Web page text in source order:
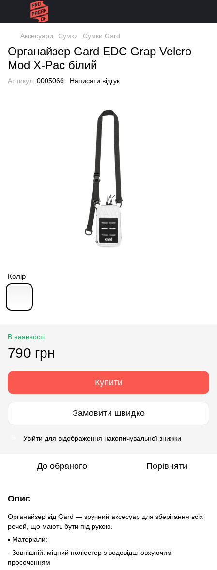
Аксесуари Сумки Сумки Gard
Органайзер Gard EDC Grap Velcro
Mod Х-Pаc білий
Артикул: 0005066 Написати відгук
Колір
В наявності
790 грн
Купити
Замовити швидко
Увійти для відображення накопичувальної знижки
До обраного Порівняти
Опис
Органайзер від Gard — зручний аксесуар для зберігання всіх
речей, що мають бути під рукою.
▪ Матеріали:
- Зовнішній: міцний поліестер з водовідштовхуючим
просоченням